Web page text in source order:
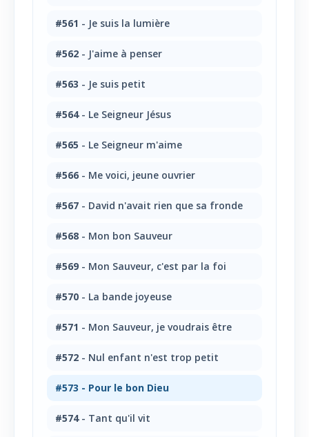
#561 - Je suis la lumière
#562 - J'aime à penser
#563 - Je suis petit
#564- Le Seigneur Jésus
#565 - Le Seigneur m'aime
#566 - Me voici, jeune ouvrier
#567 - David n'avait rien que sa fronde
#568 - Mon bon Sauveur
#569 - Mon Sauveur, c'est par la foi
#570 - La bande joyeuse
#571 - Mon Sauveur, je voudrais être
#572 - Nul enfant n'est trop petit
#573 - Pour le bon Dieu
#574- Tant qu'il vit